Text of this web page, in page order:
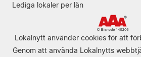
Lediga lokaler per län
Lokalnytt använder cookies för att
Genom att använda Lokalnytts